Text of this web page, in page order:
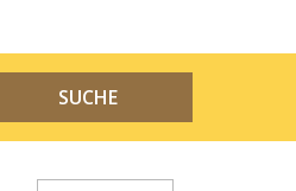
SUCHE